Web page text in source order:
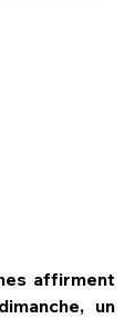
affirment
un